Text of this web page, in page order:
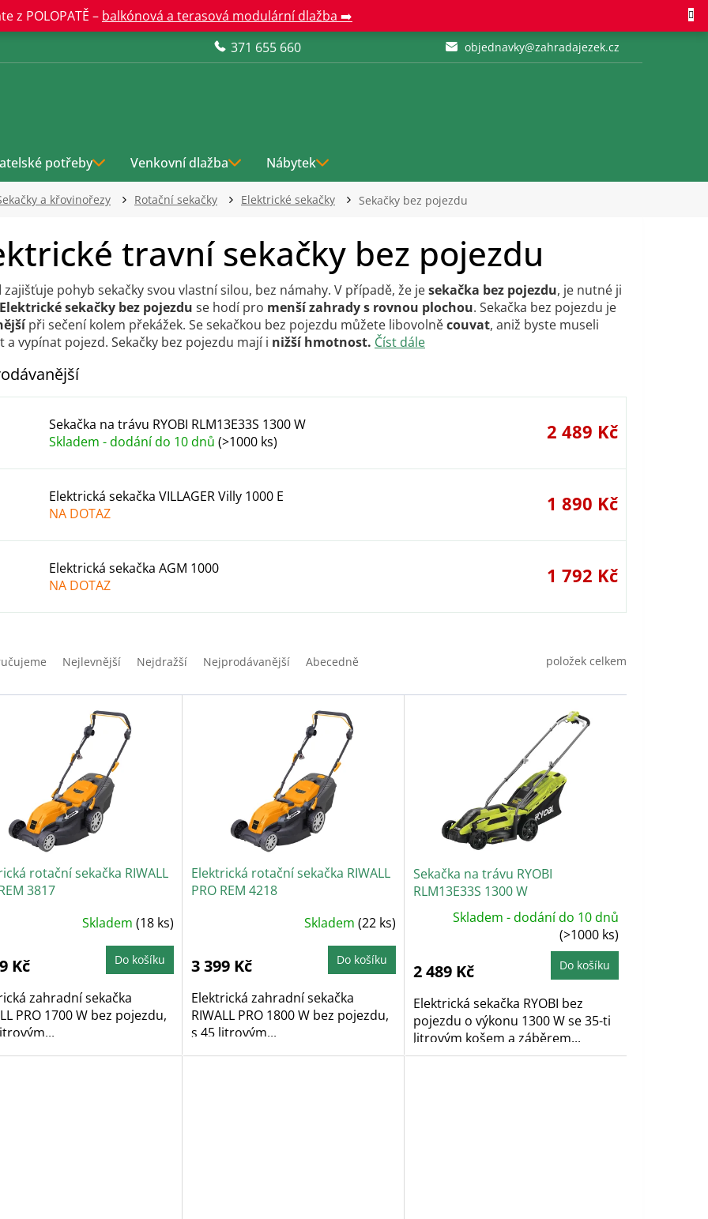
z POLOPATĚ – balkónová a terasová modulární dlažba ➡️
371 655 660
objednavky@zahradajezek.cz
potřeby Venkovní dlažba Nábytek
a křovinořezy Rotační sekačky Elektrické sekačky Sekačky bez pojezdu
travní sekačky bez pojezdu
zajišťuje pohyb sekačky svou vlastní silou, bez námahy. V případě, že jesekačka bez pojezdu, je nutné ji
Elektrické sekačky bez pojezdu se hodí pro menší zahrady s rovnou plochou. Sekačka bez pojezdu je
při sečení kolem překážek. Se sekačkou bez pojezdu můžete libovolněcouvat, aniž byste museli
a vypínat pojezd. Sekačky bez pojezdu mají i nižší hmotnost. Číst dále
Sekačka na trávu RYOBI RLM13E33S 1300 W
Skladem - dodání do 10 dnů (>1000 ks) 2 489 Kč
Elektrická sekačka VILLAGER Villy 1000 E
NA DOTAZ
1 890 Kč
Elektrická sekačka AGM 1000
NA DOTAZ
1 792 Kč
Nejlevnější Nejdražší Nejprodávanější Abecedně položek celkem
rotační sekačka RIWALL
3817
Skladem (18 ks)
Kč Do košíku
zahradní sekačka
PRO 1700 W bez pojezdu,
Elektrická rotační sekačka RIWALL
PRO REM 4218
Skladem (22 ks)
3 399 Kč Do košíku
Elektrická zahradní sekačka
RIWALL PRO 1800 W bez pojezdu,
s 45 litrovým...
Sekačka na trávu RYOBI
RLM13E33S 1300 W
Skladem - dodání do 10 dnů
(>1000 ks)
2 489 Kč Do košíku
Elektrická sekačka RYOBI bez
pojezdu o výkonu 1300 W se 35-ti
litrovým košem a záběrem...